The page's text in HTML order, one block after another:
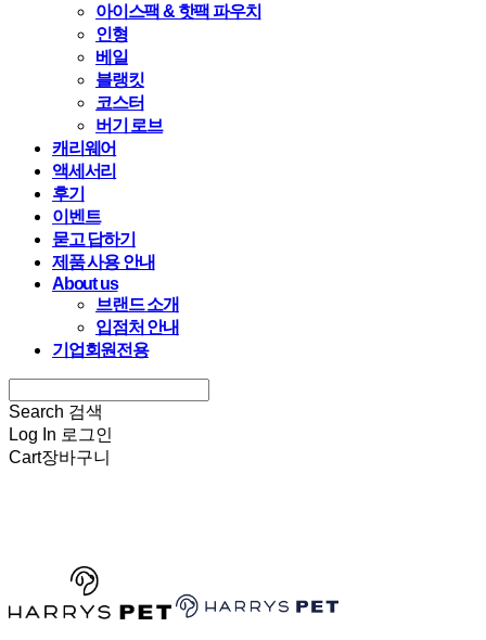
아이스팩 & 핫팩 파우치
인형
베일
블랭킷
코스터
버기 로브
캐리웨어
액세서리
후기
이벤트
묻고 답하기
제품 사용 안내
About us
브랜드 소개
입점처 안내
기업회원전용
Search 검색
Log In 로그인
Cart장바구니